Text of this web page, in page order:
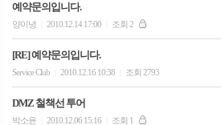
예약문의입니다.
양이녕 2010.12.14 17:00 조회 2
[RE] 예약문의입니다.
Service Club 2010.12.16 10:38 조회 2793
DMZ 철책선 투어
박소윤 2010.12.06 15:16 조회 1